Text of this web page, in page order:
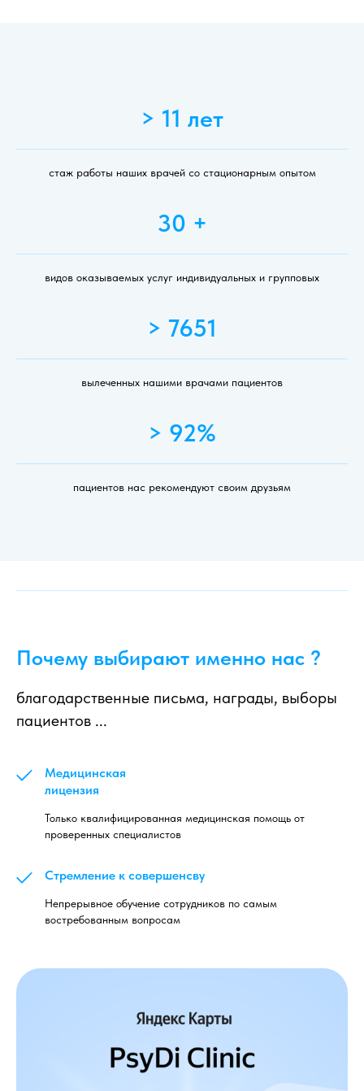
> 11 лет
стаж работы наших врачей со стационарным опытом
30 +
видов оказываемых услуг индивидуальных и групповых
> 7651
вылеченных нашими врачами пациентов
> 92%
пациентов нас рекомендуют своим друзьям
Почему выбирают именно нас ?
благодарственные письма, награды, выборы
пациентов ...
Медицинская
лицензия
Только квалифицированная медицинская помощь от
проверенных специалистов
Стремление к совершенсву
Непрерывное обучение сотрудников по самым
востребованным вопросам